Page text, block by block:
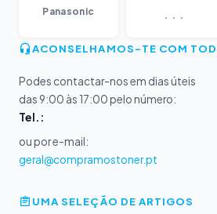
Panasonic ...
ACONSELHAMOS-TE COM
Podes contactar-nos em dias úteis
das 9:00 às 17:00 pelo número:
Tel.:
ou por e-mail:
geral@compramostoner.pt
UMA SELEÇÃO DE ARTIGOS